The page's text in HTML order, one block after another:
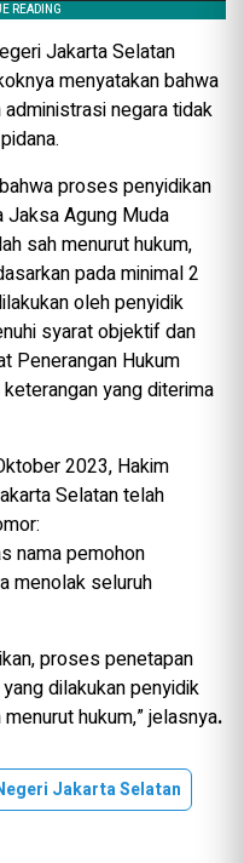
Jakarta Selatan
menyatakan bahwa
negara tidak
proses penyidikan
Jaksa Agung Muda
sah menurut hukum,
pada minimal 2
oleh penyidik
syarat objektif dan
Penerangan Hukum
yang diterima
2023, Hakim
Selatan telah
nama pemohon
menolak seluruh
proses penetapan
dilakukan penyidik
hukum,” jelasnya.
Jakarta Selatan